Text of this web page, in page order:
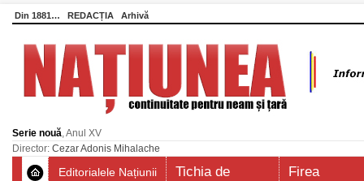
Din 1881… REDACȚIA Arhivă
Serie nouă, Anul XV
Director: Cezar Adonis Mihalache
Editorialele Națiunii
Tichia de
Firea